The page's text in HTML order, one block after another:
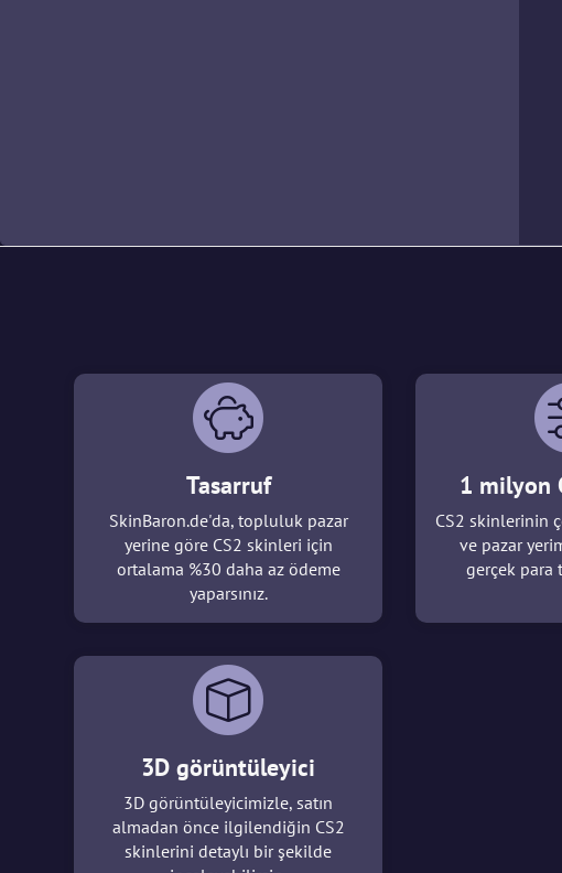
Tasarruf
SkinBaron.de'da, topluluk pazar
yerine göre CS2 skinleri için
ortalama %30 daha az ödeme
yaparsınız.
1 milyon
CS2 skinlerinin
ve pazar
gerçek para
3D görüntüleyici
3D görüntüleyicimizle, satın
almadan önce ilgilendiğin CS2
skinlerini detaylı bir şekilde